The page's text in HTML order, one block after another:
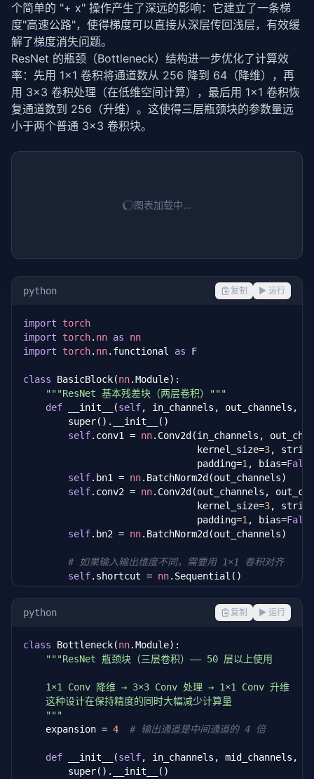
个简单的 "+ x" 操作产生了深远的影响：它建立了一条梯
度"高速公路"，使得梯度可以直接从深层传回浅层，有效缓
解了梯度消失问题。
ResNet 的瓶颈（Bottleneck）结构进一步优化了计算效
率：先用 1×1 卷积将通道数从 256 降到 64（降维），再
用 3×3 卷积处理（在低维空间计算），最后用 1×1 卷积恢
复通道数到 256（升维）。这使得三层瓶颈块的参数量远
小于两个普通 3×3 卷积块。
图表加载中…
python 复制 ▶ 运行
import torch
import torch. nn as
nn
import torch. nn.functional as F
class BasicBlock(nn.Module):
"""ResNet 基本残差块（两层卷积）"""
def __init__(self, in_channels, out_channels,
        super().__init__()
self.conv1 = nn.Conv2d(in_channels,
                               kernel_size=
3,
                               padding=
1 , bias=False
self.bn1 = nn.BatchNorm2d(out_channels)
self.conv2 = nn.Conv2d(out_channels,
                               kernel_size=
3,
                               padding=
1 , bias=False
self.bn2 = nn.BatchNorm2d(out_channels)
# 如果输入输出维度不同，需要用 1×1 卷积对齐
self.shortcut = nn.Sequential()
if stride != 1 or in_channels !=
.Sequential(
.Conv2d(in_channels,
nn.BatchNorm2d(out_channels)
            )
def forward(self, x):
        identity =
self .shortcut(x) # 捷径路径
        out = F.relu(
        out =
self .bn2(self.conv2(out))
        out = F.relu(out)
return out
python 复制 ▶ 运行
class Bottleneck(nn.Module):
"""ResNet 瓶颈块（三层卷积）—— 50 层以上使用
    1×1 Conv 降维 → 3×3 Conv 处理 → 1×1 Conv 升维
    这种设计在保持精度的同时大幅减少计算量
    """
    expansion =
4 # 输出通道是中间通道的 4 倍
def __init__(self, in_channels, mid_channels,
        super().__init__()